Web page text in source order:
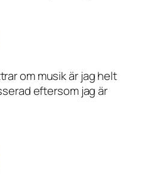
om musik är jag helt
eftersom jag är